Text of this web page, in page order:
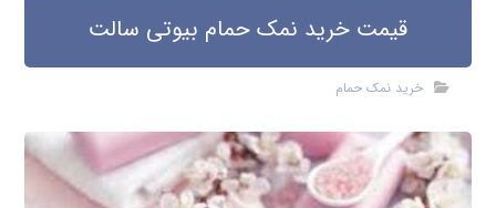
قیمت خرید نمک حمام بیوتی سالت
خرید نمک حمام